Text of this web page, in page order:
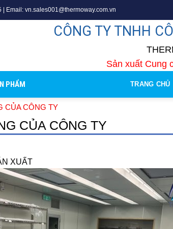
| Email: vn.sales001@thermoway.com.vn
CÔNG TY TNHH
Sản xuất Cung
PHẨM TRANG CHỦ
CỦA CÔNG TY
CỦA CÔNG TY
XUẤT